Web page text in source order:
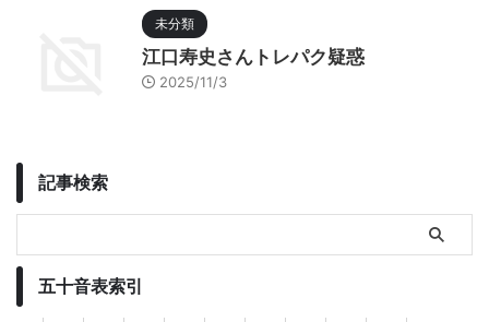
未分類
江口寿史さんトレパク疑惑
2025/11/3
記事検索
五十音表索引